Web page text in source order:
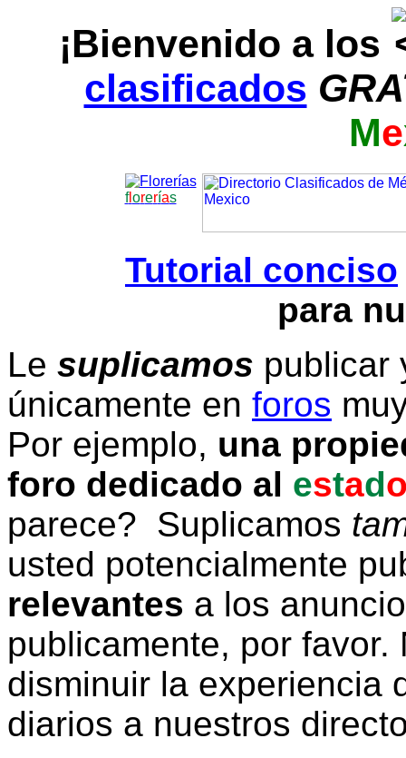
¡Bienvenido a los
clasificados
Me
florerías
Tutorial conciso
para
Le suplicamos publicar
únicamente en foros
Por ejemplo, una
foro dedicado al estad
parece? Suplicamos
usted potencialmente
relevantes a los
publicamente, por
disminuir la experiencia
diarios a nuestros